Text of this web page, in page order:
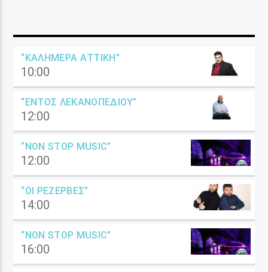
“ΚΑΛΗΜΈΡΑ ΑΤΤΙΚΉ”
10:00
“ΕΝΤΌΣ ΛΕΚΑΝΟΠΕΔΊΟΥ”
12:00
“NON STOP MUSIC”
12:00
“ΟΙ ΡΕΖΈΡΒΕΣ”
14:00
“NON STOP MUSIC”
16:00